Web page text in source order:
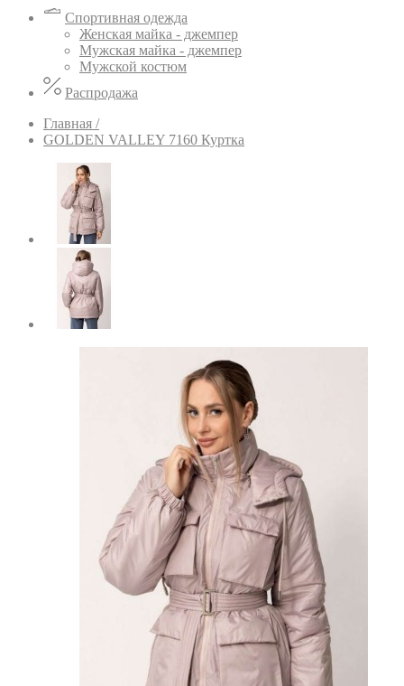
Спортивная одежда
Женская майка - джемпер
Мужская майка - джемпер
Мужской костюм
Распродажа
Главная /
GOLDEN VALLEY 7160 Куртка